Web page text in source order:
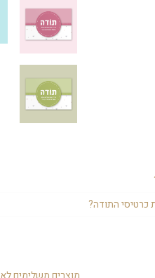
המוזמנים, לא תמיד מאפשרים להודות
תשומת לב מיוחדת.
כרטיסי התודה?